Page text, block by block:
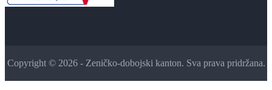
Copyright © 2026 - Zeničko-dobojski kanton. Sva prava pridržana.